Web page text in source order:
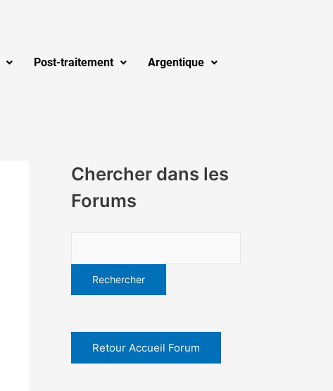
Post-traitement Argentique
Chercher dans les
Forums
Retour Accueil Forum